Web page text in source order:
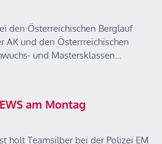
den Österreichischen Berglauf
AK und den Österrreichischen
und Mastersklassen…
am Montag
holt Teamsilber bei der Polizei EM